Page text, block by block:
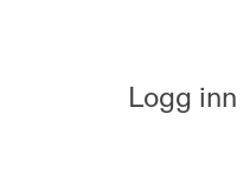
Logg inn